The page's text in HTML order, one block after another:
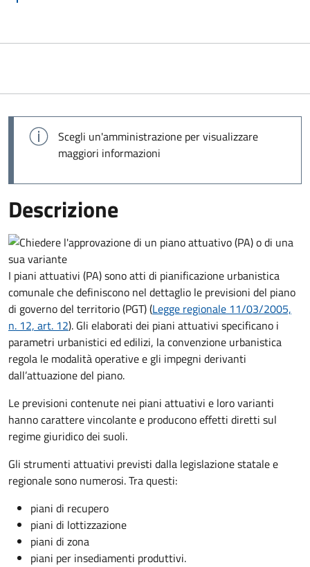
Scegli un'amministrazione per visualizzare
maggiori informazioni
Descrizione
I piani attuativi (PA) sono atti di pianificazione urbanistica
comunale che definiscono nel dettaglio le previsioni del piano
di governo del territorio (PGT) (Legge regionale 11/03/2005,
n. 12, art. 12). Gli elaborati dei piani attuativi specificano i
parametri urbanistici ed edilizi, la convenzione urbanistica
regola le modalità operative e gli impegni derivanti
dall’attuazione del piano.
Le previsioni contenute nei piani attuativi e loro varianti
hanno carattere vincolante e producono effetti diretti sul
regime giuridico dei suoli.
Gli strumenti attuativi previsti dalla legislazione statale e
regionale sono numerosi. Tra questi:
piani di recupero
piani di lottizzazione
piani di zona
piani per insediamenti produttivi.